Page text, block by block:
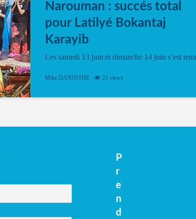
Narouman : succés total
pour Latilyé Bokantaj
Karayib
Les samedi 13 juin et dimanche 14 juin s’est tenu
vibrant à Pierrot Narouman, organisé par
spectacle de fin d’année, présenté à la salle...
Mike DANINTHE 21 views
P
r
e
n
d